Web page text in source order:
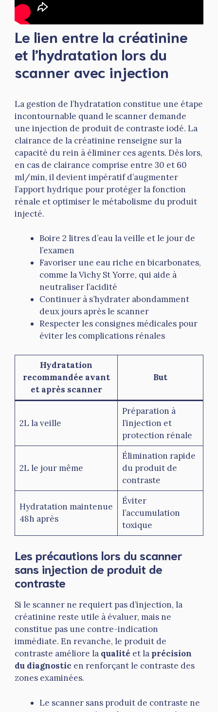
Le lien entre la créatinine
et l’hydratation lors du
scanner avec injection
La gestion de l’hydratation constitue une étape
incontournable quand le scanner demande
une injection de produit de contraste iodé. La
clairance de la créatinine renseigne sur la
capacité du rein à éliminer ces agents. Dès lors,
en cas de clairance comprise entre 30 et 60
ml/min, il devient impératif d’augmenter
l’apport hydrique pour protéger la fonction
rénale et optimiser le métabolisme du produit
injecté.
Boire 2 litres d’eau la veille et le jour de
l’examen
Favoriser une eau riche en bicarbonates,
comme la Vichy St Yorre, qui aide à
neutraliser l’acidité
Continuer à s’hydrater abondamment
deux jours après le scanner
Respecter les consignes médicales pour
éviter les complications rénales
Hydratation
recommandée avant
et après scanner
But
2L la veille
Préparation à
l’injection et
protection rénale
2L le jour même
Élimination rapide
du produit de
contraste
Hydratation maintenue
48h après
Éviter
l’accumulation
toxique
Les précautions lors du scanner
sans injection de produit de
contraste
Si le scanner ne requiert pas d’injection, la
créatinine reste utile à évaluer, mais ne
constitue pas une contre-indication
immédiate. En revanche, le produit de
contraste améliore la qualité et la précision
du diagnostic en renforçant le contraste des
zones examinées.
Le scanner sans produit de contraste ne